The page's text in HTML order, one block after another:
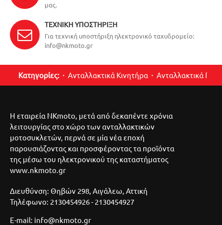
μας.
ΤΕΧΝΙΚΉ ΥΠΟΣΤΉΡΙΞΗ
Για τεχνική υποστήριξη ηλεκτρονικό ταχυδρομείο:
info@nkmoto.gr
Κατηγορίες: Ανταλλακτικά Κινητήρα Ανταλλακτικά
Η εταιρεία NKmoto, μετά από δεκαπέντε χρόνια
λειτουργίας στο χώρο των ανταλλακτικών
μοτοσυκλετών, περνά σε μία νέα εποχή
παρουσιάζοντας και προσφέροντας τα προϊόντα
της μέσω του ηλεκτρονικού της καταστήματος
www.nkmoto.gr
Διευθύνση: Θηβών 298, Αιγάλεω, Αττική
Τηλέφωνο: 2130454926 - 2130454927
E-mail: info@nkmoto.gr